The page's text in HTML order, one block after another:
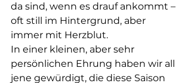
da sind, wenn es drauf ankommt –
oft still im Hintergrund, aber
immer mit Herzblut.
In einer kleinen, aber sehr
persönlichen Ehrung haben wir all
jene gewürdigt, die diese Saison